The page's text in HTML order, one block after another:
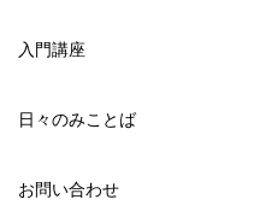
入門講座
日々のみことば
お問い合わせ